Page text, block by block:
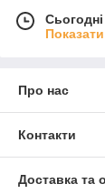
Про нас
Контакти
Доставка та